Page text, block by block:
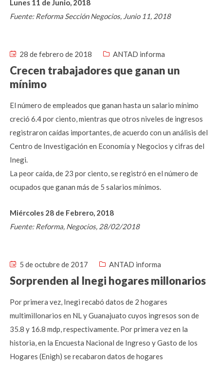
Lunes 11 de Junio, 2018
Fuente: Reforma Sección Negocios, Junio 11, 2018
28 de febrero de 2018 ANTAD informa
Crecen trabajadores que ganan un
mínimo
El número de empleados que ganan hasta un salario mínimo
creció 6.4 por ciento, mientras que otros niveles de ingresos
registraron caídas importantes, de acuerdo con un análisis del
Centro de Investigación en Economía y Negocios y cifras del
Inegi.
La peor caída, de 23 por ciento, se registró en el número de
ocupados que ganan más de 5 salarios mínimos.
Miércoles 28 de Febrero, 2018
Fuente: Reforma, Negocios, 28/02/2018
5 de octubre de 2017 ANTAD informa
Sorprenden al Inegi hogares millonarios
Por primera vez, Inegi recabó datos de 2 hogares
multimillonarios en NL y Guanajuato cuyos ingresos son de
35.8 y 16.8 mdp, respectivamente. Por primera vez en la
historia, en la Encuesta Nacional de Ingreso y Gasto de los
Hogares (Enigh) se recabaron datos de hogares